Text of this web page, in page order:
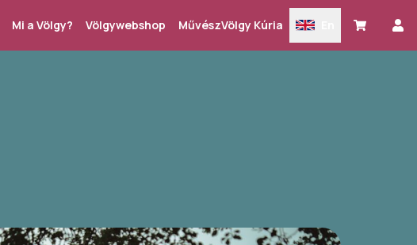
Mi a Völgy? Völgywebshop MűvészVölgy Kúria